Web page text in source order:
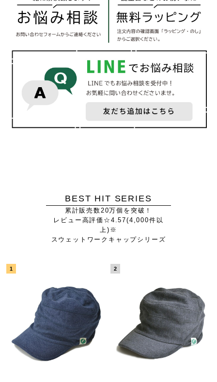
BEST HIT SERIES
累計販売数20万個を突破！
レビュー高評価☆4.57(4,000件以
上)※
スウェットワークキャップシリーズ